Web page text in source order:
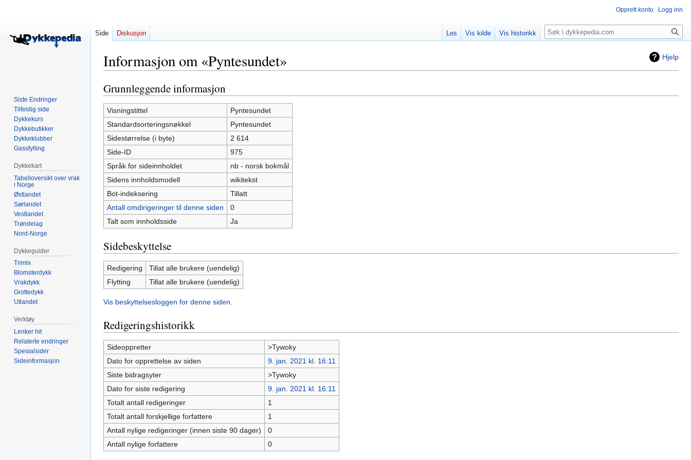
Hjelp
Informasjon om «Pyntesundet»
Hopp
til
navigering
Hopp
til
søk
Grunnleggende informasjon
Visningstittel
Pyntesundet
Standardsorteringsnøkkel
Pyntesundet
Sidestørrelse (i byte)
2 614
Side-ID
975
Språk for sideinnholdet
nb - norsk bokmål
Sidens innholdsmodell
wikitekst
Bot-indeksering
Tillatt
Antall omdirigeringer til denne siden
0
Talt som innholdsside
Ja
Sidebeskyttelse
Redigering
Tillat alle brukere (uendelig)
Flytting
Tillat alle brukere (uendelig)
Vis beskyttelsesloggen for denne siden.
Redigeringshistorikk
Sideoppretter
>Tywoky
Dato for opprettelse av siden
9. jan. 2021 kl. 16:11
Siste bidragsyter
>Tywoky
Dato for siste redigering
9. jan. 2021 kl. 16:11
Totalt antall redigeringer
1
Totalt antall forskjellige forfattere
1
Antall nylige redigeringer (innen siste 90 dager)
0
Antall nylige forfattere
0
Opprett konto Logg inn
Side Diskusjon Les Vis kilde Vis historikk Søk
Siste Endringer
Tilfeldig side
Dykkekurs
Dykkebutikker
Dykkeklubber
Gassfylling
Dykkekart
Tabelloversikt over vrak
i Norge
Østlandet
Sørlandet
Vestlandet
Trøndelag
Nord-Norge
Dykkeguider
Trimix
Blomsterdykk
Vrakdykk
Grottedykk
Utlandet
Verktøy
Lenker hit
Relaterte endringer
Spesialsider
Sideinformasjon